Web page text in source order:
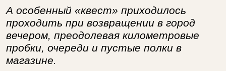
А особенный «квест» приходилось
проходить при возвращении в город
вечером, преодолевая километровые
пробки, очереди и пустые полки в
магазине.